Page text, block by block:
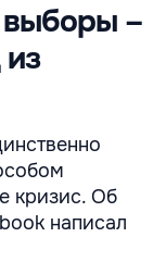
–
кризис. Об
написал